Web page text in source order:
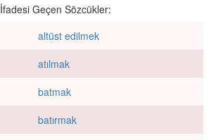
İfadesi Geçen Sözcükler:
altüst edilmek
atılmak
batmak
batırmak